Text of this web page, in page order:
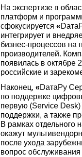
На экспертизе в
платформ и
сфокусируется «
интегрирует и
бизнес-процессов на
производителей.
появилась в октябре
российские и
Наконец, «DатаРу
по поддержке
первую (Service Desk)
поддержки, а также
В рамках отдельного
окажут
после ухода
вопрос обслуживания